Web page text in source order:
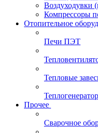
Воздуходувки
Компрессоры
Отопительное
Печи ПЭТ
Тепловые
Прочее
Сварочное